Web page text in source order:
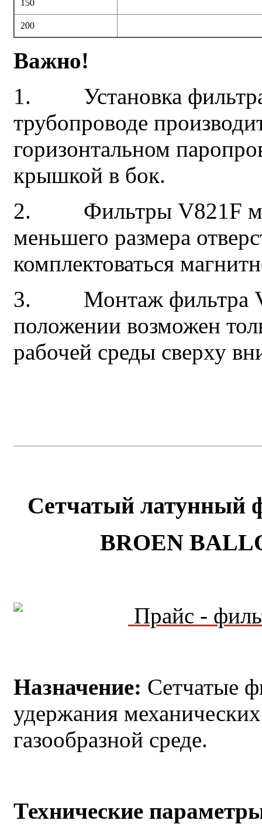
150
200
Важно!
1. Установка фильтра
трубопроводе
горизонтальном
крышкой в бок.
2. Фильтры V821F
меньшего размера
комплектоваться
3. Монтаж фильтра
положении возможен
рабочей среды сверху
Сетчатый латунный
BROEN
Прайс -
Назначение: Сетчатые
удержания
газообразной среде.
Технические